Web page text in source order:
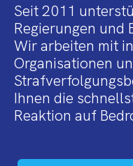
Seit 2011
Regierungen und
Wir arbeiten mit
Organisationen
Ihnen die
Reaktion auf